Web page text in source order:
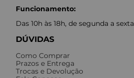
Funcionamento:
Das 10h às 18h, de segunda a sexta
DÚVIDAS
Como Comprar
Prazos e Entrega
Trocas e Devolução